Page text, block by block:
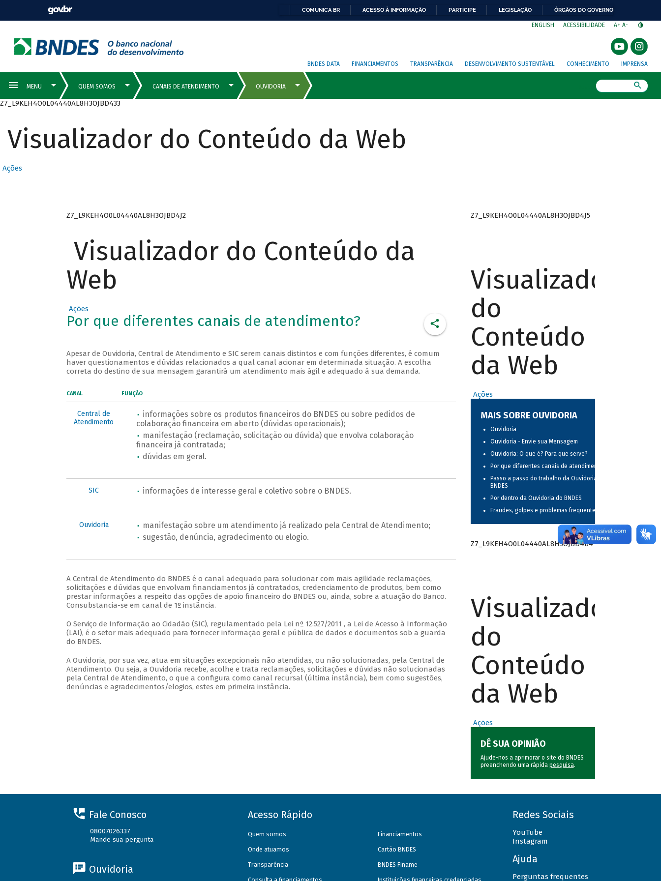
COMUNICA BR ACESSO À INFORMAÇÃO PARTICIPE LEGISLAÇÃO ÓRGÃOS DO GOVERNO
ENGLISH ACESSIBILIDADE A+ A-
BNDES DATA FINANCIAMENTOS TRANSPARÊNCIA DESENVOLVIMENTO SUSTENTÁVEL CONHECIMENTO IMPRENSA
Z7_L9KEH4O0L04440AL8H3OJBD433
Visualizador do Conteúdo da Web
Ações
Z7_L9KEH4O0L04440AL8H3OJBD4J2
Visualizador do Conteúdo da
Web
Ações
Por que diferentes canais de atendimento?
Apesar de Ouvidoria, Central de Atendimento e SIC serem canais distintos e com funções diferentes, é comum
haver questionamentos e dúvidas relacionados a qual canal acionar em determinada situação. A escolha
correta do destino de sua mensagem garantirá um atendimento mais ágil e adequado à sua demanda.
CANAL FUNÇÃO
Central de
Atendimento
informações sobre os produtos financeiros do BNDES ou sobre pedidos de
colaboração financeira em aberto (dúvidas operacionais);
manifestação (reclamação, solicitação ou dúvida) que envolva colaboração
financeira já contratada;
dúvidas em geral.
SIC informações de interesse geral e coletivo sobre o BNDES.
Ouvidoria
manifestação sobre um atendimento já realizado pela Central de Atendimento;
sugestão, denúncia, agradecimento ou elogio.
A Central de Atendimento do BNDES é o canal adequado para solucionar com mais agilidade reclamações,
solicitações e dúvidas que envolvam financiamentos já contratados, credenciamento de produtos, bem como
prestar informações a respeito das opções de apoio financeiro do BNDES ou, ainda, sobre a atuação do Banco.
Consubstancia-se em canal de 1º instância.
O Serviço de Informação ao Cidadão (SIC), regulamentado pela Lei nº 12.527/2011 , a Lei de Acesso à Informação
(LAI), é o setor mais adequado para fornecer informação geral e pública de dados e documentos sob a guarda
do BNDES.
A Ouvidoria, por sua vez, atua em situações excepcionais não atendidas, ou não solucionadas, pela Central de
Atendimento. Ou seja, a Ouvidoria recebe, acolhe e trata reclamações, solicitações e dúvidas não solucionadas
pela Central de Atendimento, o que a configura como canal recursal (última instância), bem como sugestões,
denúncias e agradecimentos/elogios, estes em primeira instância.
Z7_L9KEH4O0L04440AL8H3OJBD4J5
Visualizador
do
Conteúdo
da Web
Ações
MAIS SOBRE OUVIDORIA
Ouvidoria
Ouvidoria - Envie sua Mensagem
Ouvidoria: O que é? Para que serve?
Por que diferentes canais de atendimento?
Passo a passo do trabalho da Ouvidoria do
BNDES
Por dentro da Ouvidoria do BNDES
Fraudes, golpes e problemas frequentes
Z7_L9KEH4O0L04440AL8H3OJBD4B4
Visualizador
do
Conteúdo
da Web
Ações
DÊ SUA OPINIÃO
Ajude-nos a aprimorar o site do BNDES
preenchendo uma rápida pesquisa.
Fale Conosco
08007026337
Mande sua pergunta
Ouvidoria
Acesso Rápido
Quem somos
Onde atuamos
Transparência
Financiamentos
Cartão BNDES
BNDES Finame
Redes Sociais
YouTube
Instagram
Ajuda
Perguntas frequentes